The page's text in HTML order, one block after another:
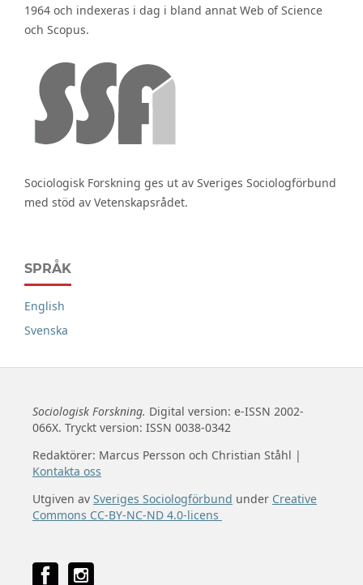
1964 och indexeras i dag i bland annat Web of Science
och Scopus.
Sociologisk Forskning ges ut av Sveriges Sociologförbund
med stöd av Vetenskapsrådet.
SPRÅK
English
Svenska
Sociologisk Forskning. Digital version: e-ISSN 2002-
066X. Tryckt version: ISSN 0038-0342
Redaktörer: Marcus Persson och Christian Ståhl |
Kontakta oss
Utgiven av Sveriges Sociologförbund under Creative
Commons CC-BY-NC-ND 4.0-licens